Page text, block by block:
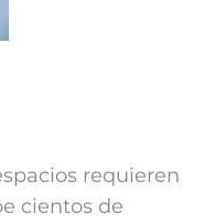
requieren
cientos de